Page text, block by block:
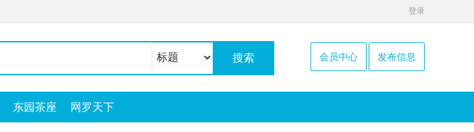
登录
搜索 会员中心 发布信息
东园茶座 网罗天下